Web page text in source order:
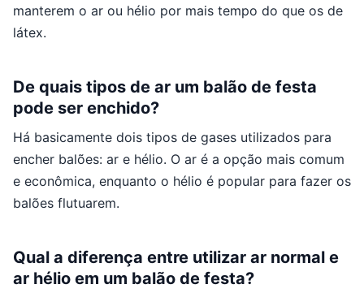
manterem o ar ou hélio por mais tempo do que os de
látex.
De quais tipos de ar um balão de festa
pode ser enchido?
Há basicamente dois tipos de gases utilizados para
encher balões: ar e hélio. O ar é a opção mais comum
e econômica, enquanto o hélio é popular para fazer os
balões flutuarem.
Qual a diferença entre utilizar ar normal e
ar hélio em um balão de festa?